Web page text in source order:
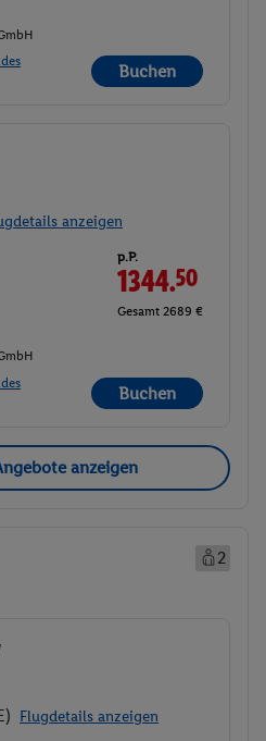
Buchen
anzeigen
p.P.
1344.50
Gesamt 2689 €
Buchen
anzeigen
2
Flugdetails anzeigen